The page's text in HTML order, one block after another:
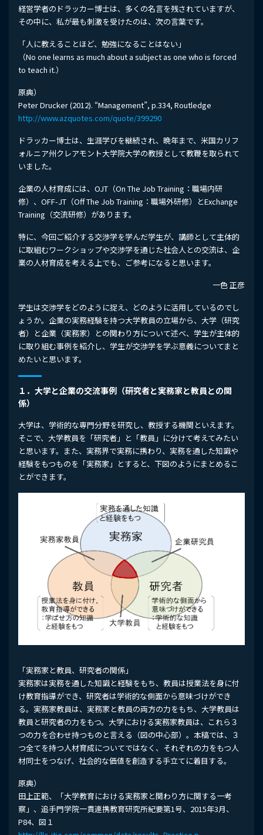
経営学者のドラッカー博士は、多くの名言を残されていますが、
その中に、私が最も刺激を受けたのは、次の言葉です。
「人に教えることほど、勉強になることはない」
（No one learns as much about a subject as one who is forced
to teach it.）
原典）
Peter Drucker (2012). “Management”, p.334, Routledge
http://www.azquotes.com/quote/399290
ドラッカー博士は、生涯学びを継続され、晩年まで、米国カリフ
ォルニア州クレアモント大学院大学の教授として教鞭を取られて
いました。
企業の人材育成には、OJT（On The Job Training：職場内研
修）、OFF-JT（Off The Job Training：職場外研修）とExchange
Training（交流研修）があります。
特に、今回ご紹介する交渉学を学んだ学生が、講師として主体的
に取組むワークショップや交渉学を通じた社会人との交流は、企
業の人材育成を考える上でも、ご参考になると思います。
一色 正彦
学生は交渉学をどのように捉え、どのように活用しているのでし
ょうか。企業の実務経験を持つ大学教員の立場から、大学（研究
者）と企業（実務家）との関わり方について述べ、学生が主体的
に取り組む事例を紹介し、学生が交渉学を学ぶ意義についてまと
めたいと思います。
１．大学と企業の交流事例（研究者と実務家と教員との関
係）
大学は、学術的な専門分野を研究し、教授する機関といえます。
そこで、大学教員を「研究者」と「教員」に分けて考えてみたい
と思います。また、実務界で実務に携わり、実務を通した知識や
経験をもつものを「実務家」とすると、下図のようにまとめるこ
とができます。
「実務家と教員、研究者の関係」
実務家は実務を通した知識と経験をもち、教員は授業法を身に付
け教育指導ができ、研究者は学術的な側面から意味づけができ
る。実務家教員は、実務家と教員の両方の力をもち、大学教員は
教員と研究者の力をもつ。大学における実務家教員は、これら３
つの力を合わせ持つものと言える（図の中心部）。本稿では、３
つ全てを持つ人材育成についてではなく、それぞれの力をもつ人
材同士をつなげ、社会的な価値を創造する手立てに着目する。
原典）
田上正範、「大学教育における実務家と関わり方に関する一考
察」、追手門学院一貫連携教育研究所紀要第1号、2015年3月、
P84、図１